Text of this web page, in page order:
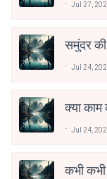
Jul 27,
समुंदर
Jul 24,
क्या काम
Jul 24,
कभी कभी